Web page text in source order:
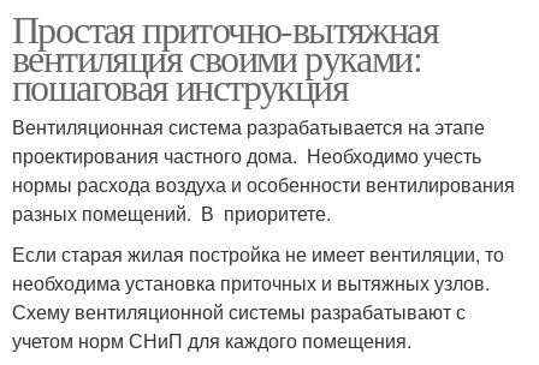
Простая приточно-вытяжная
вентиляция своими руками:
пошаговая инструкция
Вентиляционная система разрабатывается на этапе
проектирования частного дома. Необходимо учесть
нормы расхода воздуха и особенности вентилирования
разных помещений. В приоритете.
Если старая жилая постройка не имеет вентиляции, то
необходима установка приточных и вытяжных узлов.
Схему вентиляционной системы разрабатывают с
учетом норм СНиП для каждого помещения.